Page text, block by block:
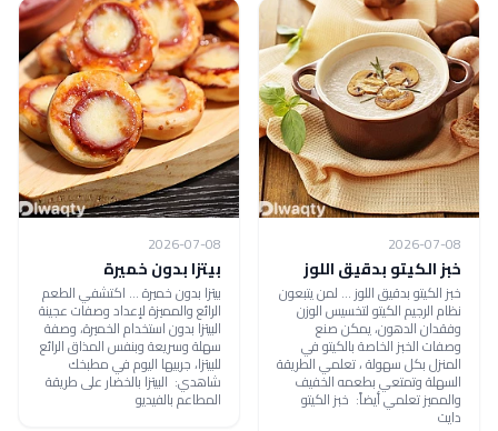
2026-07-08
خبز الكيتو بدقيق اللوز
خبز الكيتو بدقيق اللوز ... لمن يتبعون
نظام الرجيم الكيتو لتخسيس الوزن
وفقدان الدهون، يمكن صنع
وصفات الخبز الخاصة بالكيتو في
المنزل بكل سهولة ، تعلمي الطريقة
السهلة وتمتعي بطعمه الخفيف
والمميز تعلمي أيضاً: خبز الكيتو
دايت
2026-07-08
بيتزا بدون خميرة
بيتزا بدون خميرة ... اكتشفي الطعم
الرائع والمميزة لإعداد وصفات عجينة
البيتزا بدون استخدام الخميرة، وصفة
سهلة وسريعة وبنفس المذاق الرائع
للبيتزا، جربيها اليوم في مطبخك
شاهدي: البيتزا بالخضار على طريقة
المطاعم بالفيديو